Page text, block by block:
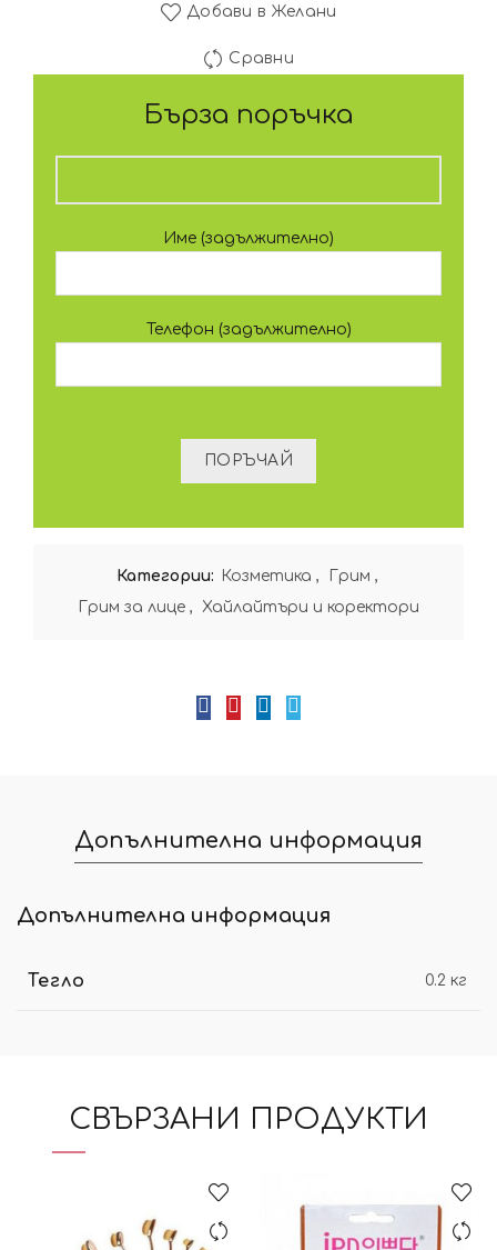
Добави в Желани
Сравни
Бърза поръчка
Име (задължително)
Телефон (задължително)
Категории: Козметика , Грим ,
Грим за лице , Хайлайтъри и коректори
Допълнителна информация
Допълнителна информация
Тегло 0.2 кг
СВЪРЗАНИ ПРОДУКТИ